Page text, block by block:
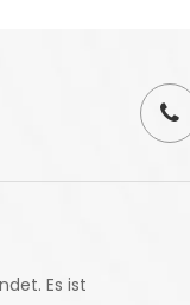
Es ist